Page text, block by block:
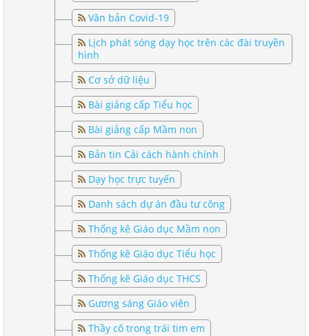
Văn bản Covid-19
Lịch phát sóng dạy học trên các đài truyền
hình
Cơ sở dữ liệu
Bài giảng cấp Tiểu học
Bài giảng cấp Mầm non
Bản tin Cải cách hành chính
Dạy học trực tuyến
Danh sách dự án đầu tư công
Thống kê Giáo dục Mầm non
Thống kê Giáo dục Tiểu học
Thống kê Giáo dục THCS
Gương sáng Giáo viên
Thầy cô trong trái tim em